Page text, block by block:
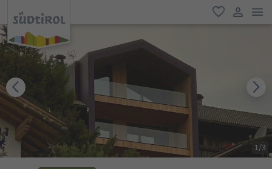
favorit
user link
1/3